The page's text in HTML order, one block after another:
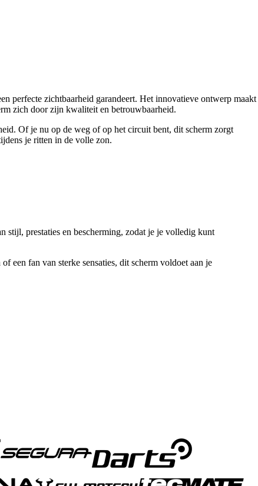
perfecte zichtbaarheid garandeert. Het innovatieve ontwerp maakt
zich door zijn kwaliteit en betrouwbaarheid.
Of je nu op de weg of op het circuit bent, dit scherm zorgt
je ritten in de volle zon.
stijl, prestaties en bescherming, zodat je je volledig kunt
een fan van sterke sensaties, dit scherm voldoet aan je